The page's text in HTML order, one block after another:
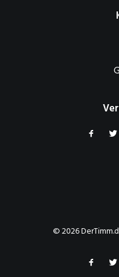
© 2026